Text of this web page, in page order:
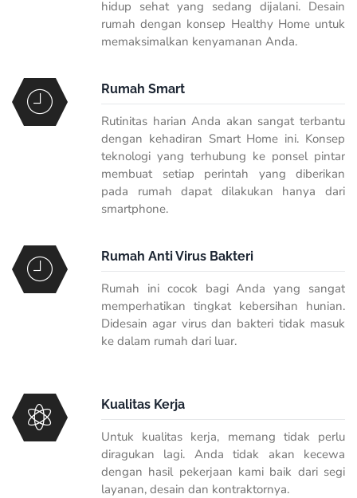
hidup sehat yang sedang dijalani. Desain
rumah dengan konsep Healthy Home untuk
memaksimalkan kenyamanan Anda.
Rumah Smart
Rutinitas harian Anda akan sangat terbantu
dengan kehadiran Smart Home ini. Konsep
teknologi yang terhubung ke ponsel pintar
membuat setiap perintah yang diberikan
pada rumah dapat dilakukan hanya dari
smartphone.
Rumah Anti Virus Bakteri
Rumah ini cocok bagi Anda yang sangat
memperhatikan tingkat kebersihan hunian.
Didesain agar virus dan bakteri tidak masuk
ke dalam rumah dari luar.
Kualitas Kerja
Untuk kualitas kerja, memang tidak perlu
diragukan lagi. Anda tidak akan kecewa
dengan hasil pekerjaan kami baik dari segi
layanan, desain dan kontraktornya.